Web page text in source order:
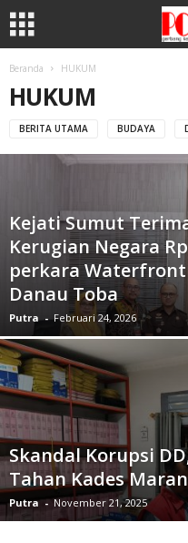
Beranda HUKUM
HUKUM
BERITA UTAMA BUDAYA
Kejati Sumut
Kerugian Negara
perkara Waterfront
Danau Toba
Putra - Februari 24, 2026
Skandal Korupsi
Tahan Kades
Putra - November 21, 2025